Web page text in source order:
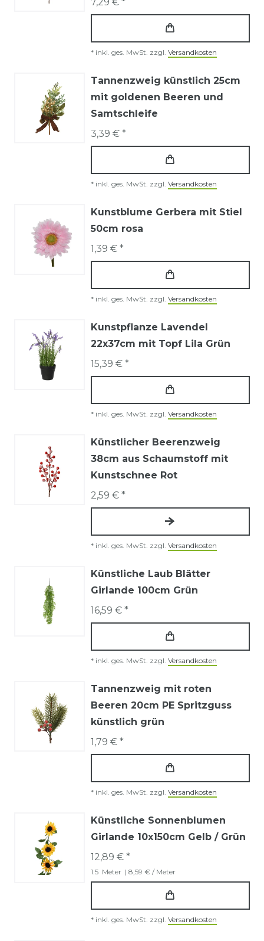
* inkl. ges. MwSt. zzgl. Versandkosten
Tannenzweig künstlich 25cm
mit goldenen Beeren und
Samtschleife
3,39 € *
* inkl. ges. MwSt. zzgl. Versandkosten
Kunstblume Gerbera mit Stiel
50cm rosa
1,39 € *
* inkl. ges. MwSt. zzgl. Versandkosten
Kunstpflanze Lavendel
22x37cm mit Topf Lila Grün
15,39 € *
* inkl. ges. MwSt. zzgl. Versandkosten
Künstlicher Beerenzweig
38cm aus Schaumstoff mit
Kunstschnee Rot
2,59 € *
* inkl. ges. MwSt. zzgl. Versandkosten
Künstliche Laub Blätter
Girlande 100cm Grün
16,59 € *
* inkl. ges. MwSt. zzgl. Versandkosten
Tannenzweig mit roten
Beeren 20cm PE Spritzguss
künstlich grün
1,79 € *
* inkl. ges. MwSt. zzgl. Versandkosten
Künstliche Sonnenblumen
Girlande 10x150cm Gelb / Grün
12,89 € *
1.5 Meter | 8,59 € / Meter
* inkl. ges. MwSt. zzgl. Versandkosten